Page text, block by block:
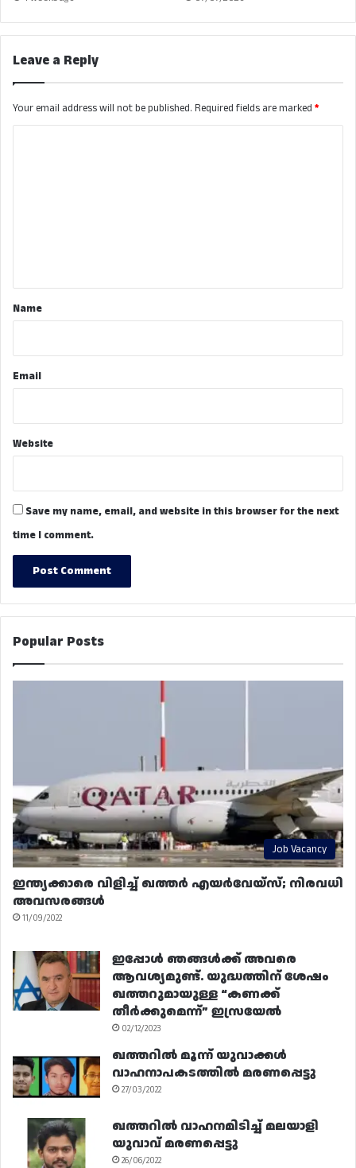
Leave a Reply
Your email address will not be published. Required fields are marked *
*Name
Email
Website
Save my name, email, and website in this browser for the next
time I comment.
Popular Posts
Job Vacancy
ഇന്ത്യക്കാരെ വിളിച്ച് ഖത്തർ എയർവേയ്‌സ്; നിരവധി
അവസരങ്ങൾ
11/09/2022
ഇപ്പോൾ ഞങ്ങൾക്ക് അവരെ
ആവശ്യമുണ്ട്. യുദ്ധത്തിന് ശേഷം
ഖത്തറുമായുള്ള “കണക്ക്
തീർക്കുമെന്ന്” ഇസ്രയേൽ
02/12/2023
ഖത്തറിൽ മൂന്ന് യുവാക്കൾ
വാഹനാപകടത്തിൽ മരണപ്പെട്ടു
27/03/2022
ഖത്തറിൽ വാഹനമിടിച്ച് മലയാളി
യുവാവ് മരണപ്പെട്ടു
26/06/2022